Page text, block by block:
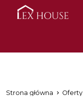
Strona główna Oferty